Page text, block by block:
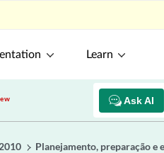
Learn
Ask AI
Planejamento, preparação e